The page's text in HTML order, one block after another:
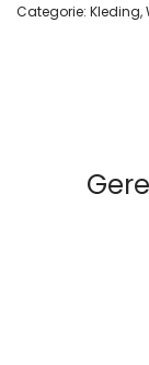
Categorie: Kleding,